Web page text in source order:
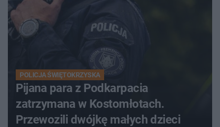
POLICJA ŚWIĘTOKRZYSKA
Pijana para z Podkarpacia
zatrzymana w Kostomłotach.
Przewozili dwójkę małych dzieci